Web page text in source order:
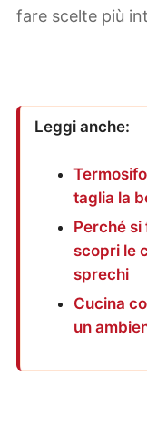
fare scelte più
Leggi anche:
taglia la
Perché
scopri le
sprechi
Cucina
un